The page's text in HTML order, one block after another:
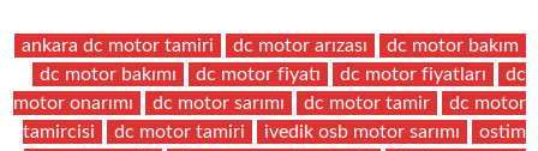
ankara dc motor tamiri dc motor arızası
dc motor bakım
dc motor bakımı
dc motor fiyatı dc motor fiyatları
dc
motor onarımı
dc motor sarımı dc motor tamir
dc motor
tamircisi
dc motor tamiri ivedik osb motor sarımı
ostim